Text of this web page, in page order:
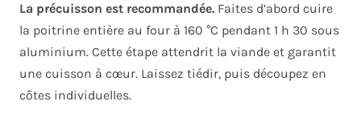
La précuisson est recommandée. Faites d’abord cuire
la poitrine entière au four à 160 °C pendant 1 h 30 sous
aluminium. Cette étape attendrit la viande et garantit
une cuisson à cœur. Laissez tiédir, puis découpez en
côtes individuelles.